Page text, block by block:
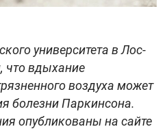
университета в Лос-
что вдыхание
воздуха может
болезни Паркинсона.
опубликованы на сайте